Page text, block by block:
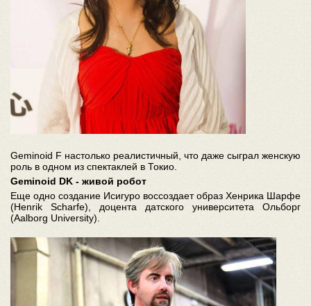
Geminoid F настолько реалистичный, что даже сыграл женскую
роль в одном из спектаклей в Токио.
Geminoid DK - живой робот
Еще одно создание Исигуро воссоздает образ Хенрика Шарфе
(Henrik Scharfe), доцента датского университета Ольборг
(Aalborg University).